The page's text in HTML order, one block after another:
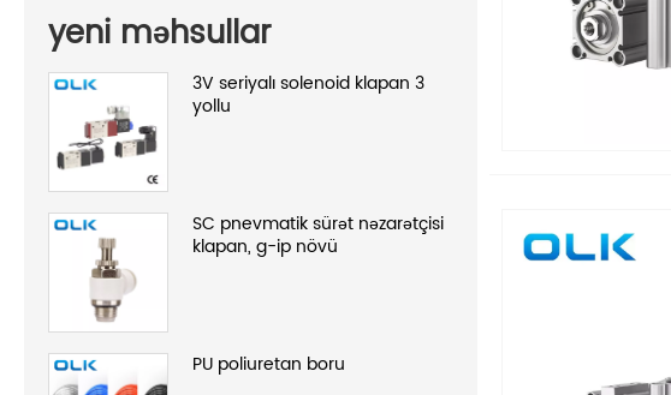
yeni məhsullar
3V seriyalı solenoid klapan 3
yollu
SC pnevmatik sürət nəzarətçisi
klapan, g-ip növü
PU poliuretan boru